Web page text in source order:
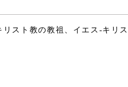
スト教の教祖、イエス-キリス